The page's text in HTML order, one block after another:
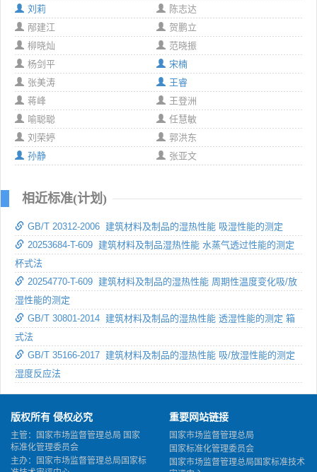
刘莉
陈志达
邴建江
贺鹏立
柳晓灿
范晓振
杨剑平
宋楠
张美涛
王睿
蒋峰
王登洲
喻聪聪
任慧敏
刘荣婷
郭洪东
孙静
张亚文
相近标准(计划)
GB/T 20312-2006 建筑材料及制品的湿热性能 吸湿性能的测定
20253684-T-609 建筑材料及制品湿热性能 水蒸气透过性能的测定
杯式法
20254770-T-609 建筑材料及制品的湿热性能 周期性温度变化吸/放
湿性能的测定
GB/T 30801-2014 建筑材料及制品的湿热性能 透湿性能的测定 箱
式法
GB/T 35166-2017 建筑材料及制品的湿热性能 吸/放湿性能的测定
湿度反应法
版权所有 侵权必究
主管：国家市场监督管理总局 国家
标准化管理委员会
主办：国家市场监督管理总局国家标
重要网站链接
国家市场监督管理总局
国家标准化管理委员会
国家市场监督管理总局国家标准技术